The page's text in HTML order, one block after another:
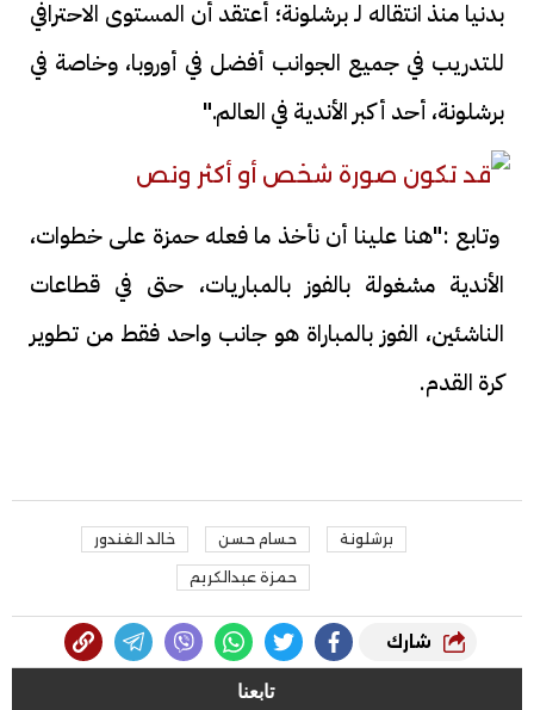
بدنيا منذ انتقاله لـ برشلونة؛ أعتقد أن المستوى الاحترافي
للتدريب في جميع الجوانب أفضل في أوروبا، وخاصة في
برشلونة، أحد أكبر الأندية في العالم."
وتابع :"هنا علينا أن نأخذ ما فعله حمزة على خطوات،
الأندية مشغولة بالفوز بالمباريات، حتى في قطاعات
الناشئين، الفوز بالمباراة هو جانب واحد فقط من تطوير
كرة القدم.
برشلونة حسام حسن خالد الغندور
حمزة عبدالكريم
شارك
تابعنا